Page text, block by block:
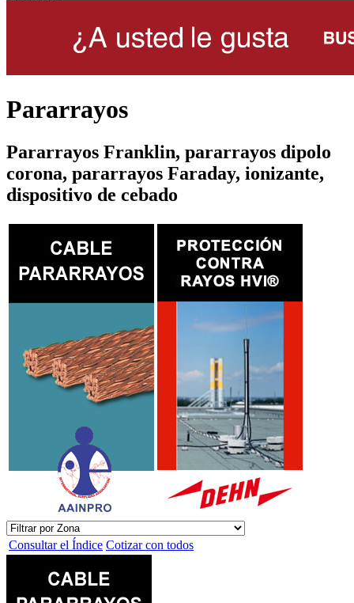
Pararrayos
Pararrayos Franklin, pararrayos dipolo
corona, pararrayos Faraday, ionizante,
dispositivo de cebado
Consultar el Índice Cotizar con todos